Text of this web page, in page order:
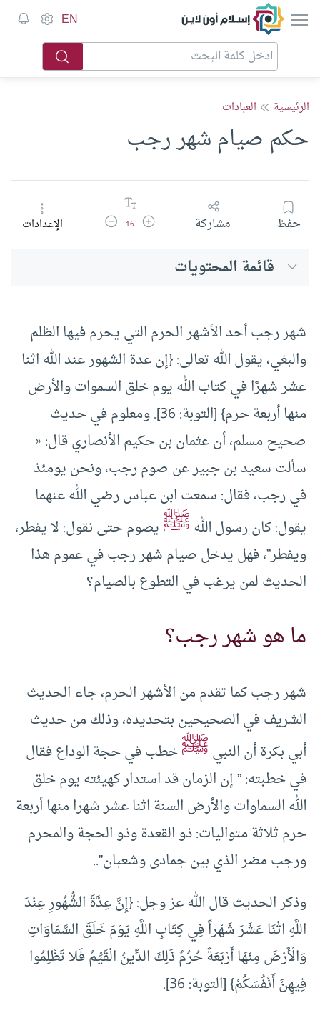
إسلام أون لاين EN
الرئيسية العبادات
حكم صيام شهر رجب
حفظ مشاركة زيادة حجم الخط
16 تقليل حجم الخطالإعدادات
قائمة المحتويات
شهر رجب أحد الأشهر الحرم التي يحرم فيها الظلم
والبغي، يقول الله تعالى: {إن عدة الشهور عند الله اثنا
عشر شهرًا في كتاب الله يوم خلق السموات والأرض
منها أربعة حرم} [التوبة: 36]. ومعلوم في حديث
صحيح مسلم، أن عثمان بن حكيم الأنصاري قال: «
سألت سعيد بن جبير عن صوم رجب، ونحن يومئذ
في رجب، فقال: سمعت ابن عباس رضي الله عنهما
يقول: كان رسول اللهﷺيصوم حتى نقول: لا يفطر،
ويفطر”، فهل يدخل صيام شهر رجب في عموم هذا
الحديث لمن يرغب في التطوع بالصيام؟
ما هو شهر رجب؟
شهر رجب كما تقدم من الأشهر الحرم، جاء الحديث
الشريف في الصحيحين بتحديده، وذلك من حديث
أبي بكرة أن النبيﷺخطب في حجة الوداع فقال
في خطبته: ” إن الزمان قد استدار كهيئته يوم خلق
الله السماوات والأرض السنة اثنا عشر شهرا منها أربعة
حرم ثلاثة متواليات: ذو القعدة وذو الحجة والمحرم
ورجب مضر الذي بين جمادى وشعبان”..
وذكر الحديث قال الله عز وجل: {إِنَّ عِدَّةَ الشُّهُورِ عِنْدَ
اللَّهِ اثْنَا عَشَرَ شَهْراً فِي كِتَابِ اللَّهِ يَوْمَ خَلَقَ السَّمَاوَاتِ
وَالْأَرْضَ مِنْهَا أَرْبَعَةٌ حُرُمٌ ذَلِكَ الدِّينُ الْقَيِّمُ فَلا تَظْلِمُوا
فِيهِنَّ أَنْفُسَكُمْ} [التوبة: 36].